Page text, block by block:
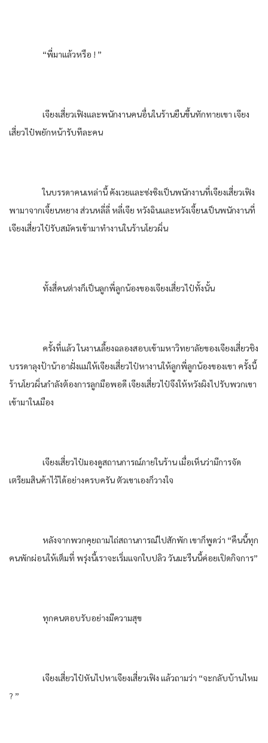
“พี่มาแล้วหรือ ! ”
เจียงเสี่ยวเฟิงและพนักงานคนอื่นในร้านยืนขึ้นทักทายเขา เจียง
เสี่ยวไป๋พยักหน้ารับทีละคน
ในบรรดาคนเหล่านี้ คังเวยและซ่งซิงเป็นพนักงานที่เจียงเสี่ยวเฟิง
พามาจากเจี้ยนหยาง ส่วนหลี่ลี่ หลี่เจีย หวังฉินและหวังเจี้ยนเป็นพนักงานที่
เจียงเสี่ยวไป๋รับสมัครเข้ามาทำงานในร้านโยวผิ่น
ทั้งสี่คนต่างก็เป็นลูกพี่ลูกน้องของเจียงเสี่ยวไป๋ทั้งนั้น
ครั้งที่แล้ว ในงานเลี้ยงฉลองสอบเข้ามหาวิทยาลัยของเจียงเสี่ยวชิง
บรรดาลุงป้าน้าอาฝั่งแม่ให้เจียงเสี่ยวไป๋หางานให้ลูกพี่ลูกน้องของเขา ครั้งนี้
ร้านโยวผิ่นกำลังต้องการลูกมือพอดี เจียงเสี่ยวไป๋จึงให้หวังผิงไปรับพวกเขา
เข้ามาในเมือง
เจียงเสี่ยวไป๋มองดูสถานการณ์ภายในร้าน เมื่อเห็นว่ามีการจัด
เตรียมสินค้าไว้ได้อย่างครบครัน ตัวเขาเองก็วางใจ
หลังจากพวกคุยถามไถ่สถานการณ์ไปสักพัก เขาก็พูดว่า “คืนนี้ทุก
คนพักผ่อนให้เต็มที่ พรุ่งนี้เราจะเริ่มแจกใบปลิว วันมะรืนนี้ค่อยเปิดกิจการ”
ทุกคนตอบรับอย่างมีความสุข
เจียงเสี่ยวไป๋หันไปหาเจียงเสี่ยวเฟิง แล้วถามว่า “จะกลับบ้านไหม
? ”